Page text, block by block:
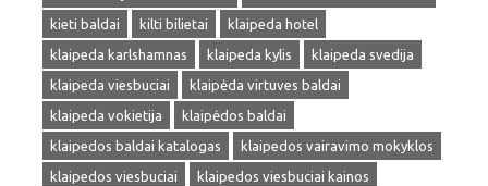
kieti baldai
kilti bilietai
klaipeda hotel
klaipeda karlshamnas
klaipeda kylis
klaipeda svedija
klaipeda viesbuciai
klaipėda virtuves baldai
klaipeda vokietija
klaipėdos baldai
klaipedos baldai katalogas
klaipedos vairavimo mokyklos
klaipedos viesbuciai
klaipedos viesbuciai kainos